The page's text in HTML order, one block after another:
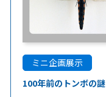
ミニ企画展示
100年前のトンボの謎